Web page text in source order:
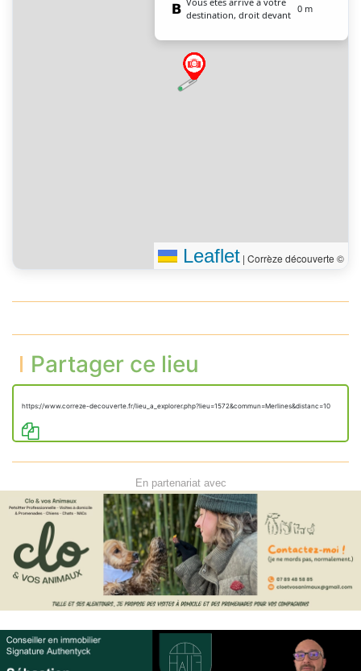
destination, droit devant
0 m
Leaflet | Corrèze découverte ©
Partager ce lieu
https://www.correze-decouverte.fr/lieu_a_explorer.php?lieu=1572&commun=Merlines&distanc=10
En partenariat avec